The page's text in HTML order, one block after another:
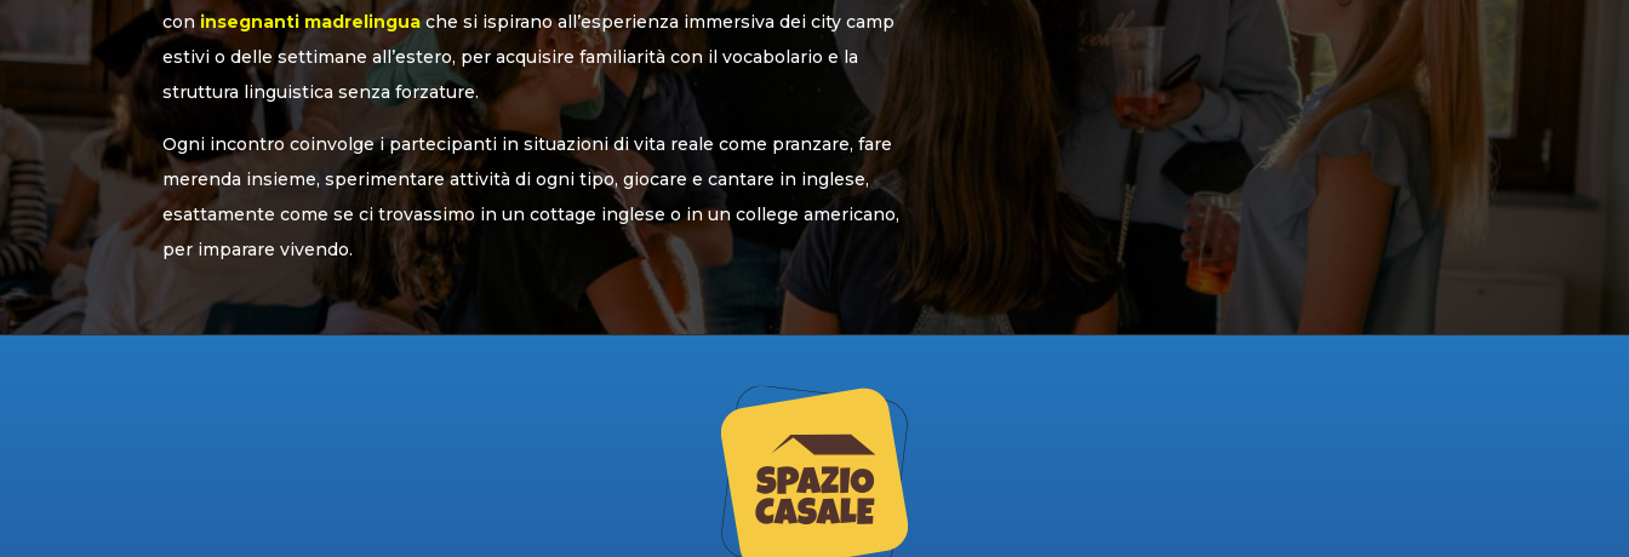
coninsegnanti madrelinguache si ispirano all’esperienza immersiva dei city camp
estivi o delle settimane all’estero, per acquisire familiarità con il vocabolario e la
struttura linguistica senza forzature.
Ogni incontro coinvolge i partecipanti in situazioni di vita reale come pranzare, fare
merenda insieme, sperimentare attività di ogni tipo, giocare e cantare in inglese,
esattamente come se ci trovassimo in un cottage inglese o in un college americano,
per imparare vivendo.